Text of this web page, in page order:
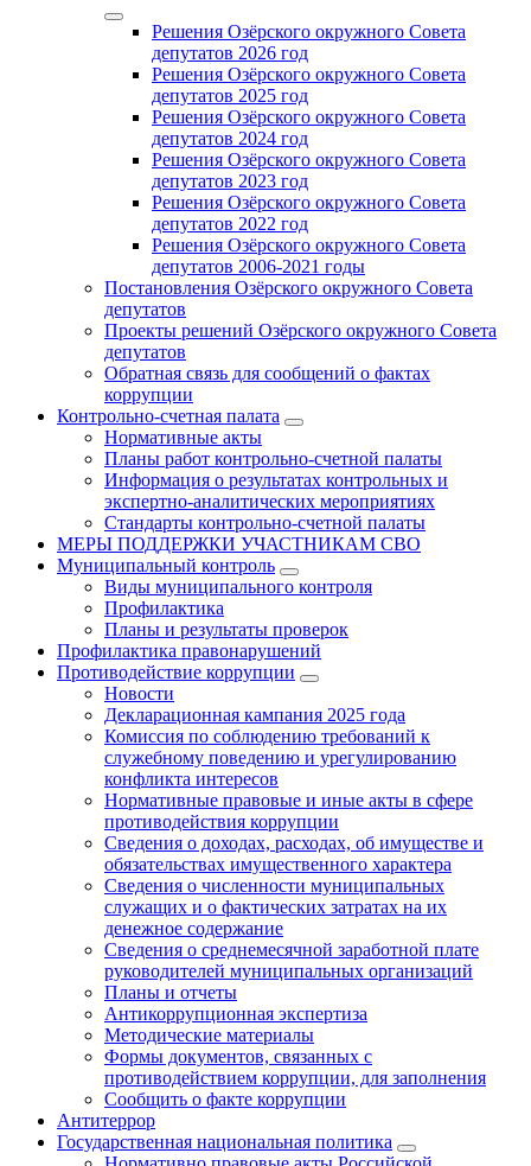
Решения Озёрского окружного Совета
депутатов 2026 год
Решения Озёрского окружного Совета
депутатов 2025 год
Решения Озёрского окружного Совета
депутатов 2024 год
Решения Озёрского окружного Совета
депутатов 2023 год
Решения Озёрского окружного Совета
депутатов 2022 год
Решения Озёрского окружного Совета
депутатов 2006-2021 годы
Постановления Озёрского окружного Совета
депутатов
Проекты решений Озёрского окружного Совета
депутатов
Обратная связь для сообщений о фактах
коррупции
Контрольно-счетная палата
Нормативные акты
Планы работ контрольно-счетной палаты
Информация о результатах контрольных и
экспертно-аналитических мероприятиях
Стандарты контрольно-счетной палаты
МЕРЫ ПОДДЕРЖКИ УЧАСТНИКАМ СВО
Муниципальный контроль
Виды муниципального контроля
Профилактика
Планы и результаты проверок
Профилактика правонарушений
Противодействие коррупции
Новости
Декларационная кампания 2025 года
Комиссия по соблюдению требований к
служебному поведению и урегулированию
конфликта интересов
Нормативные правовые и иные акты в сфере
противодействия коррупции
Сведения о доходах, расходах, об имуществе и
обязательствах имущественного характера
Сведения о численности муниципальных
служащих и о фактических затратах на их
денежное содержание
Сведения о среднемесячной заработной плате
руководителей муниципальных организаций
Планы и отчеты
Антикоррупционная экспертиза
Методические материалы
Формы документов, связанных с
противодействием коррупции, для заполнения
Сообщить о факте коррупции
Антитеррор
Государственная национальная политика